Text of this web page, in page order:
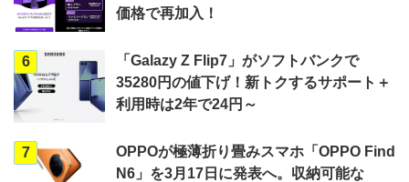
価格で再加入！
6
「Galazy Z Flip7」がソフトバンクで
35280円の値下げ！新トクするサポート＋
利用時は2年で24円～
7
OPPOが極薄折り畳みスマホ「OPPO Find
N6」を3月17日に発表へ。収納可能な